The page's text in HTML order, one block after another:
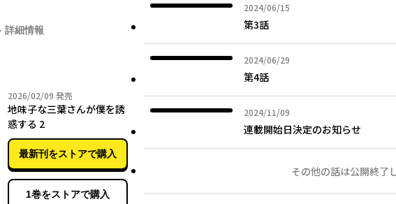
詳細情報
2026/02/09 2026年02月09日
発売
地味子な三葉さんが僕を誘
惑する 2
最新刊をストアで購入
1巻をストアで購入
2024/06/15
2024年06月15日
第3話
2024/06/29
2024年06月29日
第4話
2024/11/09
2024年11月09日
連載開始日決定のお知らせ
その他の話は公開終了